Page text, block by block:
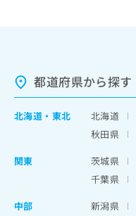
都道府県から探す
北海道 ・ 東北 北海道
秋田県
関東
茨城県
千葉県
中部
新潟県